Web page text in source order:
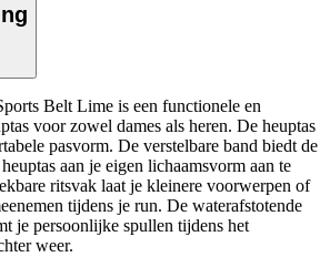
Belt Lime is een functionele en
voor zowel dames als heren. De heuptas
pasvorm. De verstelbare band biedt de
aan je eigen lichaamsvorm aan te
ritsvak laat je kleinere voorwerpen of
tijdens je run. De waterafstotende
je persoonlijke spullen tijdens het
weer.